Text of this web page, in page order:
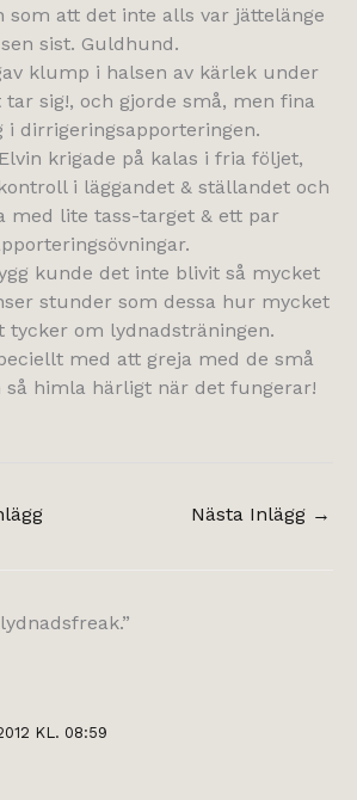
att det inte alls var jättelänge
sen sist. Guldhund.
klump i halsen av kärlek under
sig!, och gjorde små, men fina
i dirrigeringsapporteringen.
krigade på kalas i fria följet,
i läggandet & ställandet och
med lite tass-target & ett par
kunde det inte blivit så mycket
stunder som dessa hur mycket
tycker om lydnadsträningen.
med att greja med de små
så himla härligt när det fungerar!
Nästa Inlägg →
KL. 08:59